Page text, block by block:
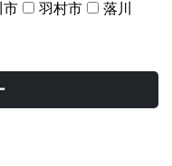
市 羽村市
落川